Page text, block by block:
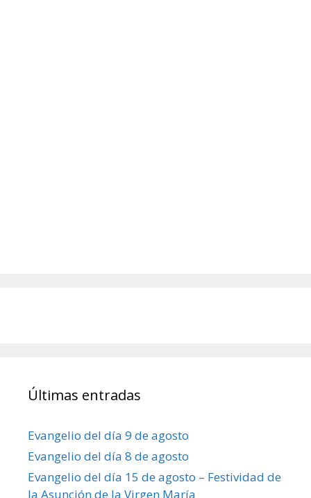
Últimas entradas
Evangelio del día 9 de agosto
Evangelio del día 8 de agosto
Evangelio del día 15 de agosto – Festividad de
la Asunción de la Virgen María